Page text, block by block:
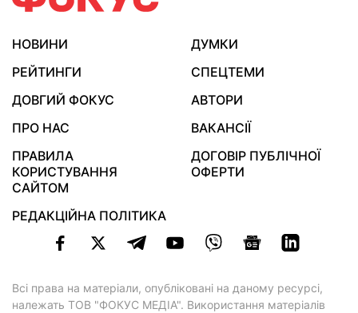
НОВИНИ
ДУМКИ
РЕЙТИНГИ
СПЕЦТЕМИ
ДОВГИЙ ФОКУС
АВТОРИ
ПРО НАС
ВАКАНСІЇ
ПРАВИЛА
КОРИСТУВАННЯ
САЙТОМ
ДОГОВІР ПУБЛІЧНОЇ
ОФЕРТИ
РЕДАКЦІЙНА ПОЛІТИКА
Всі права на матеріали, опубліковані на даному ресурсі,
належать ТОВ "ФОКУС МЕДІА". Використання матеріалів